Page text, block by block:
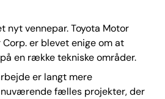
nyt vennepar. Toyota Motor
er blevet enige om at
en række tekniske områder.
er langt mere
fælles projekter, der